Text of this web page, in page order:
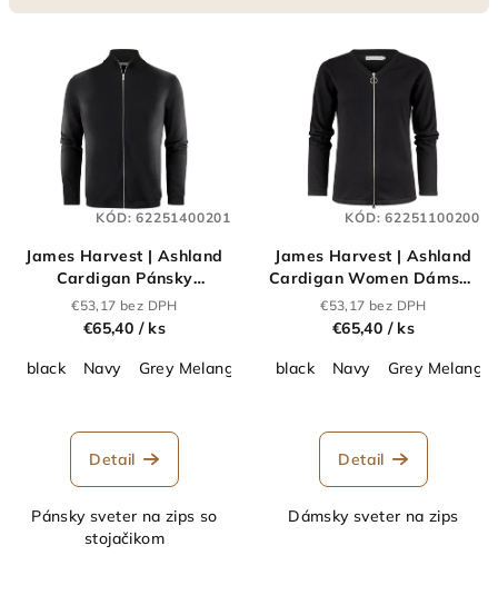
James Harvest | Ashland
Cardigan Pánsky
cardigan_62.2514
€53,17 bez DPH
€65,40 / ks
black
Navy Grey Melange
Detail
Pánsky sveter na zips so
stojačikom
KÓD:62251400201
James Harvest | Ashland
Cardigan Women Dámsky
cardigan_62.2511
€53,17 bez DPH
€65,40 / ks
black
Navy Grey Melange
Detail
Dámsky sveter na zips
KÓD:62251100200